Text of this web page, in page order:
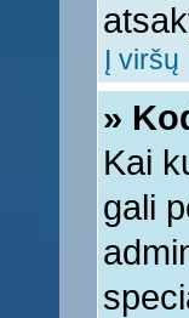
Į viršų
»
Kai
gali